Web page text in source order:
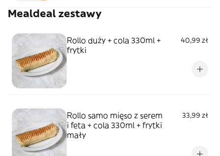
Mealdeal zestawy
Rollo duży + cola 330ml +
frytki
40,99 zł
Rollo samo mięso z serem
i feta + cola 330ml + frytki
mały
33,99 zł